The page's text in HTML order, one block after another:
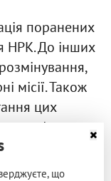
поранених
НРК. До інших
місії. Також
цих
платформ
для систем
що